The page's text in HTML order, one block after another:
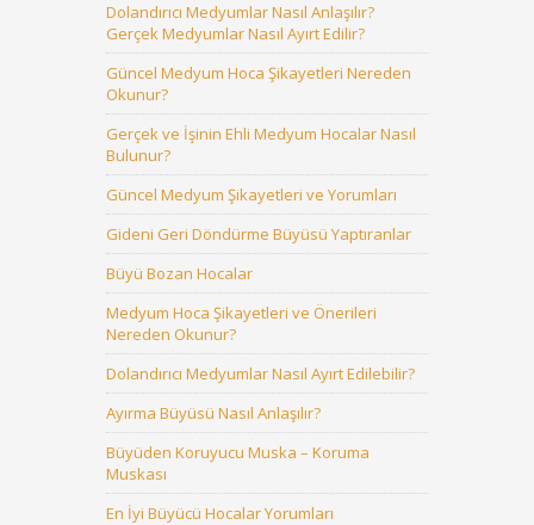
Dolandırıcı Medyumlar Nasıl Anlaşılır?
Gerçek Medyumlar Nasıl Ayırt Edilir?
Güncel Medyum Hoca Şikayetleri Nereden
Okunur?
Gerçek ve İşinin Ehli Medyum Hocalar Nasıl
Bulunur?
Güncel Medyum Şikayetleri ve Yorumları
Gideni Geri Döndürme Büyüsü Yaptıranlar
Büyü Bozan Hocalar
Medyum Hoca Şikayetleri ve Önerileri
Nereden Okunur?
Dolandırıcı Medyumlar Nasıl Ayırt Edilebilir?
Ayırma Büyüsü Nasıl Anlaşılır?
Büyüden Koruyucu Muska – Koruma
Muskası
En İyi Büyücü Hocalar Yorumları